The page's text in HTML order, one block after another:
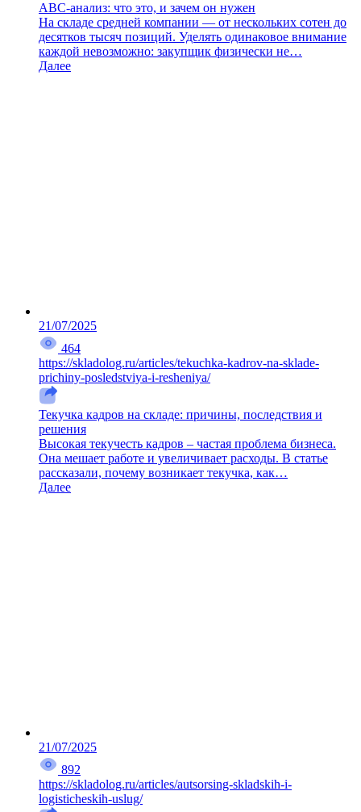
ABC-анализ: что это, и зачем он нужен
На складе средней компании — от нескольких сотен до
десятков тысяч позиций. Уделять одинаковое внимание
каждой невозможно: закупщик физически не…
Далее
21/07/2025
464
https://skladolog.ru/articles/tekuchka-kadrov-na-sklade-
prichiny-posledstviya-i-resheniya/
Текучка кадров на складе: причины, последствия и
решения
Высокая текучесть кадров – частая проблема бизнеса.
Она мешает работе и увеличивает расходы. В статье
рассказали, почему возникает текучка, как…
Далее
21/07/2025
892
https://skladolog.ru/articles/autsorsing-skladskih-i-
logisticheskih-uslug/